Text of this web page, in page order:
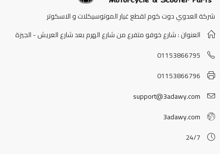
شركة العدوي دوت كوم لقطع غيار الموتوسيكلات و الاسكوتر
العنوان : شارع خوفو متفرع من شارع الهرم بعد شارع العريش - الجيزة
01153866795
01153866796
support@3adawy.com
3adawy.com
24/7